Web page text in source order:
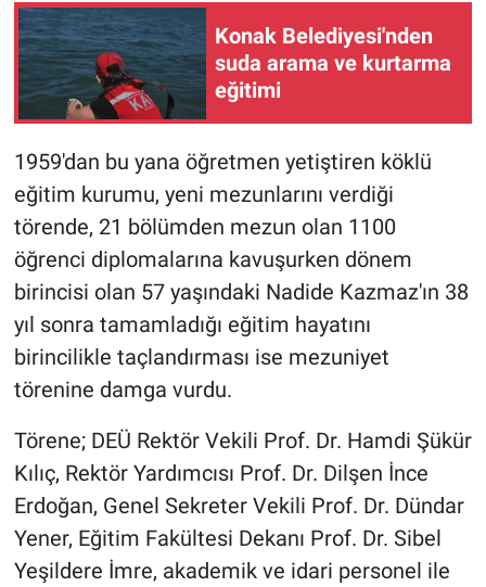
Konak Belediyesi'nden
suda arama ve kurtarma
eğitimi
1959'dan bu yana öğretmen yetiştiren köklü
eğitim kurumu, yeni mezunlarını verdiği
törende, 21 bölümden mezun olan 1100
öğrenci diplomalarına kavuşurken dönem
birincisi olan 57 yaşındaki Nadide Kazmaz'ın 38
yıl sonra tamamladığı eğitim hayatını
birincilikle taçlandırması ise mezuniyet
törenine damga vurdu.
Törene; DEÜ Rektör Vekili Prof. Dr. Hamdi Şükür
Kılıç, Rektör Yardımcısı Prof. Dr. Dilşen İnce
Erdoğan, Genel Sekreter Vekili Prof. Dr. Dündar
Yener, Eğitim Fakültesi Dekanı Prof. Dr. Sibel
Yeşildere İmre, akademik ve idari personel ile